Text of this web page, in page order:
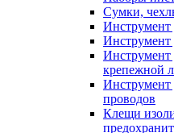
Сумки,
Инструмент
Инструмент
Инструмент
крепежной
Инструмент
проводов
Клещи